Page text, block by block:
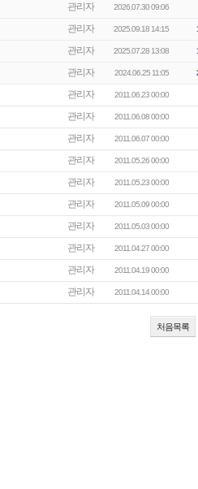
관리자 2026.07.30 09:06
관리자 2025.09.18 14:15
관리자 2025.07.28 13:08
관리자 2024.06.25 11:05
관리자 2011.06.23 00:00
관리자 2011.06.08 00:00
관리자 2011.06.07 00:00
관리자 2011.05.26 00:00
관리자 2011.05.23 00:00
관리자 2011.05.09 00:00
관리자 2011.05.03 00:00
관리자 2011.04.27 00:00
관리자 2011.04.19 00:00
관리자 2011.04.14 00:00
처음목록